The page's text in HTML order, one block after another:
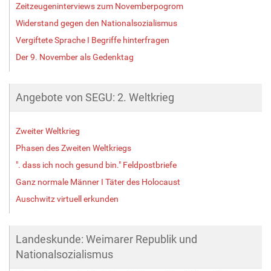
Zeitzeugeninterviews zum Novemberpogrom
Widerstand gegen den Nationalsozialismus
Vergiftete Sprache I Begriffe hinterfragen
Der 9. November als Gedenktag
Angebote von SEGU: 2. Weltkrieg
Zweiter Weltkrieg
Phasen des Zweiten Weltkriegs
". dass ich noch gesund bin." Feldpostbriefe
Ganz normale Männer I Täter des Holocaust
Auschwitz virtuell erkunden
Landeskunde: Weimarer Republik und
Nationalsozialismus